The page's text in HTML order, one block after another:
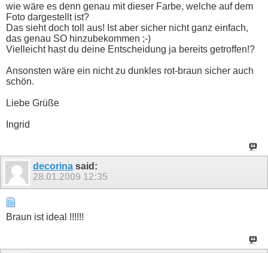
wie wäre es denn genau mit dieser Farbe, welche auf dem
Foto dargestellt ist?
Das sieht doch toll aus! Ist aber sicher nicht ganz einfach,
das genau SO hinzubekommen ;-)
Vielleicht hast du deine Entscheidung ja bereits getroffen!?
Ansonsten wäre ein nicht zu dunkles rot-braun sicher auch
schön.
Liebe Grüße
Ingrid
decorina said:
28.01.2009 12:35
Braun ist ideal !!!!!!